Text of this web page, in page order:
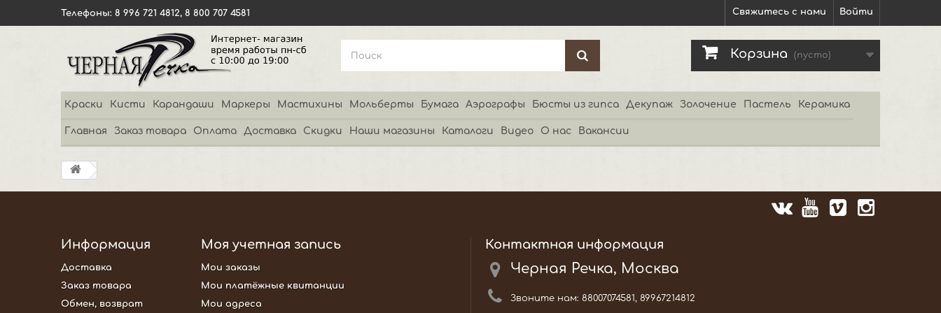
Войти
Свяжитесь с нами
Телефоны: 8 996 721 4812, 8 800 707 4581
Корзина (пусто)
Краски Кисти Карандаши Маркеры Мастихины Мольберты Бумага Аэрографы Бюсты из гипса Декупаж Золочение Пастель Керамика
Главная Заказ товара Оплата Доставка Скидки Наши магазины Каталоги Видео О нас Вакансии
Информация
Доставка
Заказ товара
Обмен, возврат
Моя учетная запись
Мои заказы
Мои платёжные квитанции
Мои адреса
Контактная информация
Черная Речка, Москва
Звоните нам: 88007074581, 89967214812